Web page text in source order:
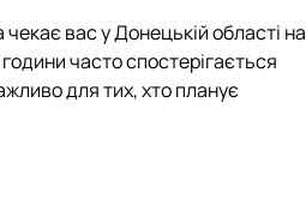
вас у Донецькій області на
часто спостерігається
для тих, хто планує